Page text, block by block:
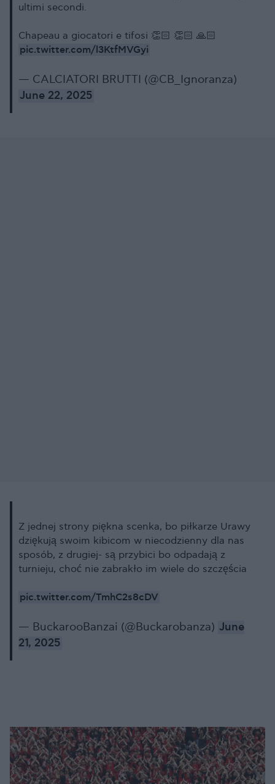
ultimi secondi.
Chapeau a giocatori e tifosi 👏🏻 👏🏻 🙏🏻
pic.twitter.com/l3KtfMVGyi
— CALCIATORI BRUTTI (@CB_Ignoranza)
June 22, 2025
Z jednej strony piękna scenka, bo piłkarze Urawy
dziękują swoim kibicom w niecodzienny dla nas
sposób, z drugiej- są przybici bo odpadają z
turnieju, choć nie zabrakło im wiele do szczęścia
pic.twitter.com/TmhC2s8cDV
— BuckarooBanzai (@Buckarobanza) June
21, 2025